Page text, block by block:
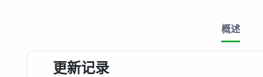
概述
更新记录